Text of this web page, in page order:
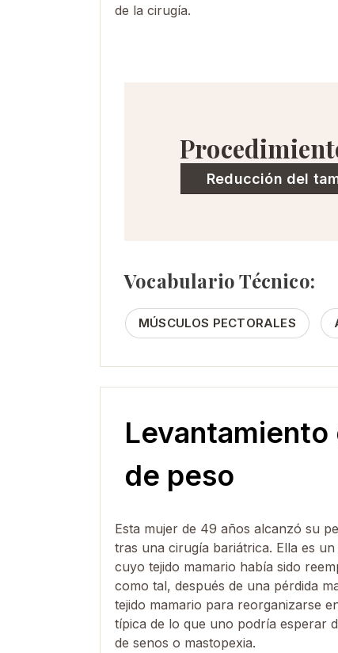
de la cirugía.
Reducción del
Vocabulario Técnico:
MÚSCULOS PECTORALES
Levantamiento
de peso
Esta mujer de 49 años alcanzó su
tras una cirugía bariátrica. Ella es
cuyo tejido mamario había sido
como tal, después de una pérdida
tejido mamario para reorganizarse
típica de lo que uno podría esperar
de senos o mastopexia.